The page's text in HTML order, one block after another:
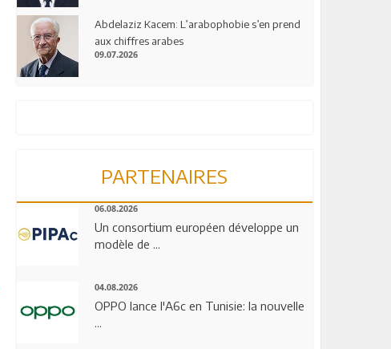
Abdelaziz Kacem: L’arabophobie s’en prend
aux chiffres arabes
09.07.2026
PARTENAIRES
06.08.2026
Un consortium européen développe un
modèle de ...
04.08.2026
OPPO lance l'A6c en Tunisie: la nouvelle
...